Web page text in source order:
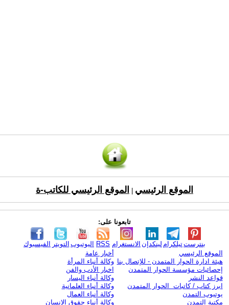
الموقع الرئيسي الموقع الرئيسي للكاتب-ة
تابعونا على:
الفيسبوك التويتر اليوتيوب RSS الانستغرام لينكدإن تيلكرامبنترست
الموقع الرئيسي
هيئة ادارة الحوار المتمدن - للإتصال بنا
إحصائيات مؤسسة الحوار المتمدن
قواعد النشر
ابرز كتاب / كاتبات الحوار المتمدن
يوتيوب التمدن
مكتبة التمدن
أخبار عامة
وكالة أنباء المرأة
اخبار الأدب والفن
وكالة أنباء اليسار
وكالة أنباء العلمانية
وكالة أنباء العمال
وكالة أنباء حقوق الإنسان